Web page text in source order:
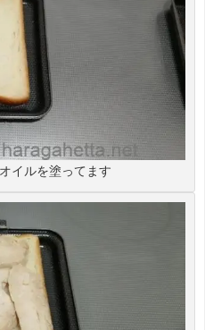
イルを塗ってます